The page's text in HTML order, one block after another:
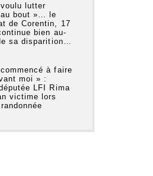
lutter
bout »… le
de Corentin, 17
bien au-
sa disparition…
à faire
moi » :
LFI Rima
victime lors
randonnée